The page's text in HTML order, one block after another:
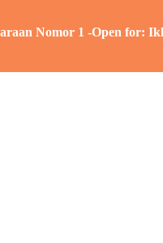
1 -Open for: Iklan –